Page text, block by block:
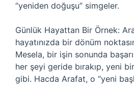
“yeniden doğuşu” simgeler.
Günlük Hayattan Bir Örnek:
hayatınızda bir dönüm
Mesela, bir işin sonunda
her şeyi geride bırakıp, yeni
gibi. Hacda Arafat, o “yeni